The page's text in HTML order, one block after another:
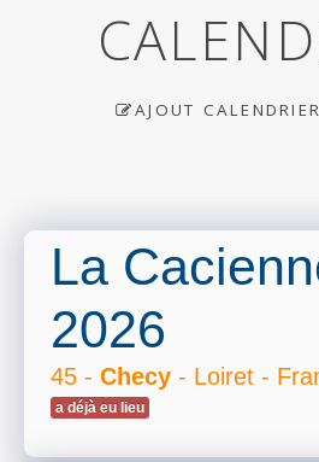
AJOUT
La
2026
45 - Checy - Loiret -
a déjà eu lieu